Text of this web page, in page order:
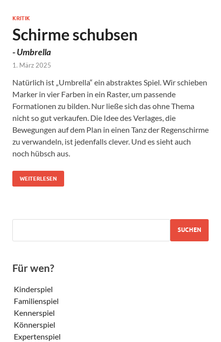
KRITIK
Schirme schubsen
-Umbrella
1. März 2025
Natürlich ist „Umbrella“ ein abstraktes Spiel. Wir schieben
Marker in vier Farben in ein Raster, um passende
Formationen zu bilden. Nur ließe sich das ohne Thema
nicht so gut verkaufen. Die Idee des Verlages, die
Bewegungen auf dem Plan in einen Tanz der Regenschirme
zu verwandeln, ist jedenfalls clever. Und es sieht auch
noch hübsch aus.
WEITERLESEN
SUCHEN
Für wen?
Kinderspiel
Familienspiel
Kennerspiel
Könnerspiel
Expertenspiel